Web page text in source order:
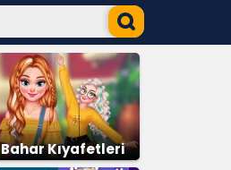
Bahar Kıyafetleri